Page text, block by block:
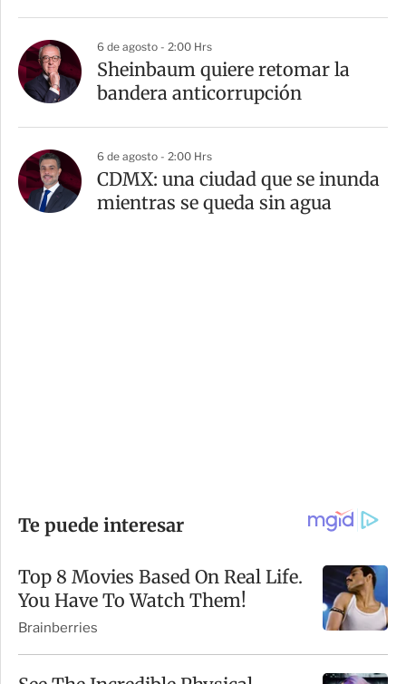
6 de agosto - 2:00 Hrs
Sheinbaum quiere retomar la
bandera anticorrupción
6 de agosto - 2:00 Hrs
CDMX: una ciudad que se inunda
mientras se queda sin agua